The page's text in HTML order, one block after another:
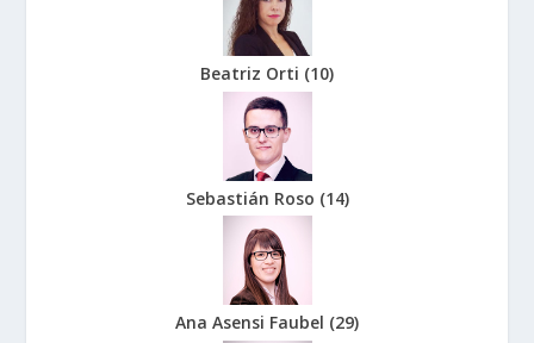
Beatriz Orti (10)
Sebastián Roso (14)
Ana Asensi Faubel (29)